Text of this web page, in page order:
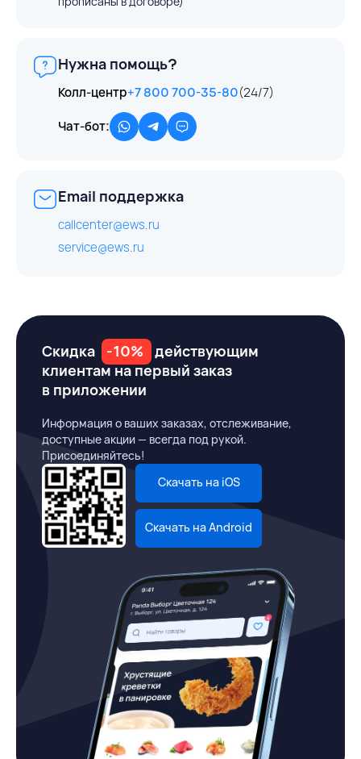
Нужна помощь?
Колл-центр+7 800 700-35-80(24/7)
Чат-бот:
Email поддержка
callcenter@ews.ru
service@ews.ru
Скидка -10%
действующим
клиентам на первый заказ
в приложении
Информация о ваших заказах, отслеживание,
доступные акции — всегда под рукой.
Присоединяйтесь!
Скачать на iOS
Скачать на Android